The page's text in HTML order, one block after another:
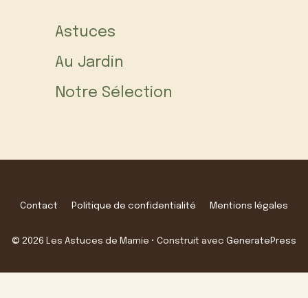
Astuces
Au Jardin
Notre Sélection
Contact Politique de confidentialité Mentions légales
© 2026 Les Astuces de Mamie • Construit avec GeneratePress